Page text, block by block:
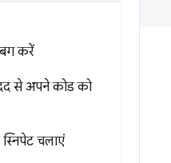
करें
से अपने कोड को
चलाएं